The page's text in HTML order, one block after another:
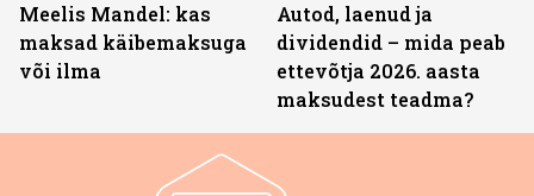
Meelis Mandel: kas
maksad käibemaksuga
või ilma
Autod, laenud ja
dividendid – mida peab
ettevõtja 2026. aasta
maksudest teadma?